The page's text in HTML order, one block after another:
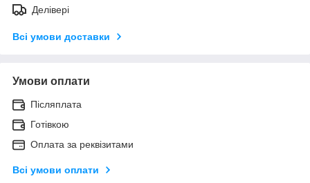
Делівері
Всі умови доставки
Умови оплати
Післяплата
Готівкою
Оплата за реквізитами
Всі умови оплати